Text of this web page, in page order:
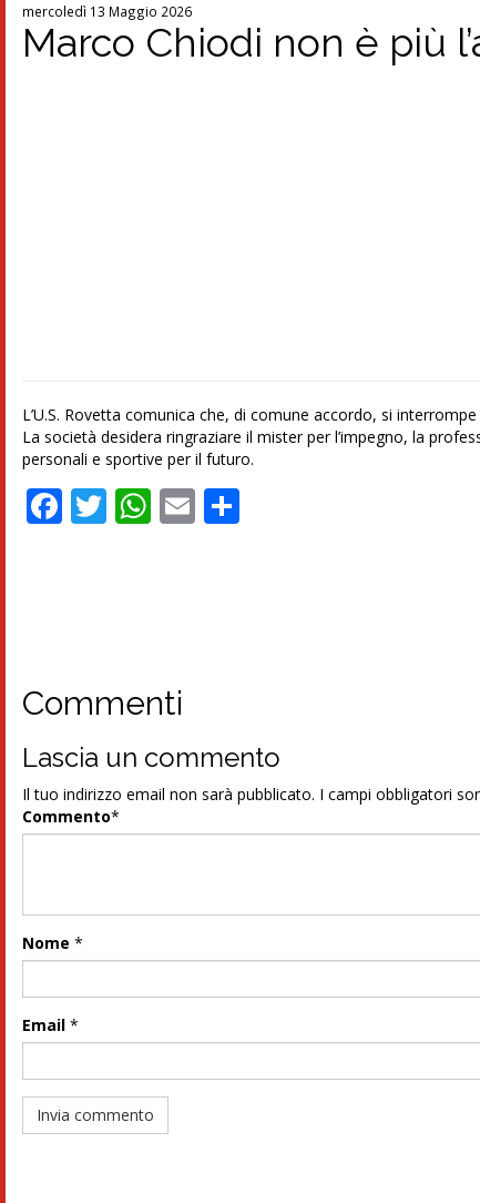
mercoledì 13 Maggio 2026
Marco Chiodi non è più
L’U.S. Rovetta comunica che, di comune accordo, si
La società desidera ringraziare il mister per l’impegno, la
personali e sportive per il futuro.
Facebook
Twitter
WhatsApp
Email
Commenti
Lascia un commento
Il tuo indirizzo email non sarà pubblicato. I campi obbligatori
Commento*
Nome *
Email *